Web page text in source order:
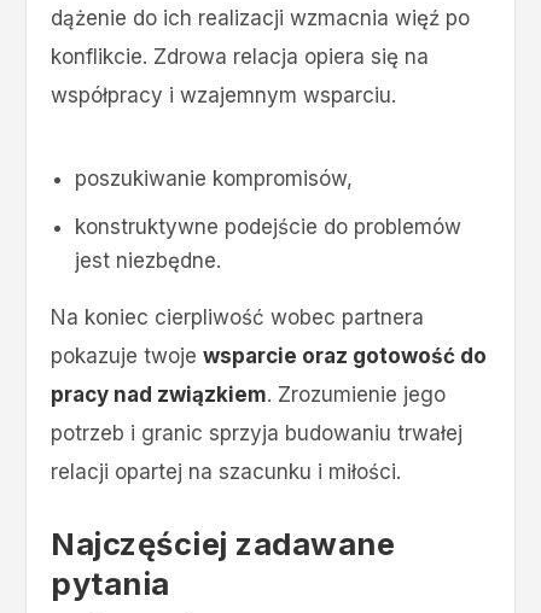
dążenie do ich realizacji wzmacnia więź po
konflikcie. Zdrowa relacja opiera się na
współpracy i wzajemnym wsparciu.
poszukiwanie kompromisów,
konstruktywne podejście do problemów
jest niezbędne.
Na koniec cierpliwość wobec partnera
pokazuje twojewsparcie oraz gotowość do
pracy nad związkiem. Zrozumienie jego
potrzeb i granic sprzyja budowaniu trwałej
relacji opartej na szacunku i miłości.
Najczęściej zadawane
pytania